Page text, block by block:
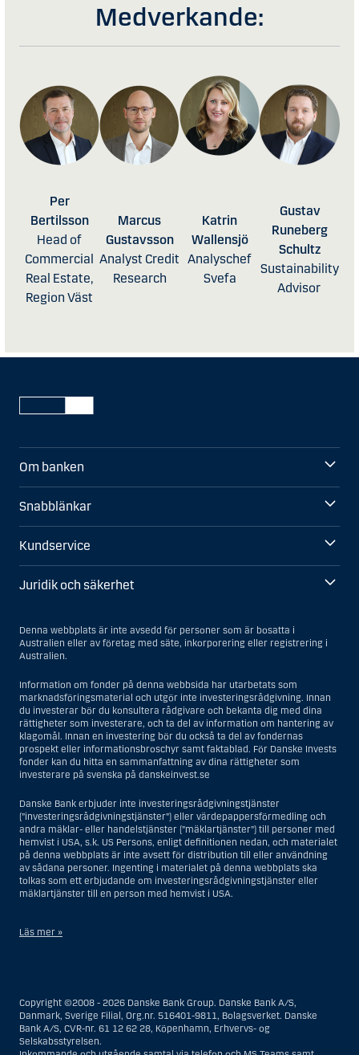
Medverkande:
Per
Bertilsson
Head of
Commercial
Real Estate,
Region Väst
Marcus
Gustavsson
Analyst Credit
Research
Katrin
Wallensjö
Analyschef
Svefa
Gustav
Runeberg
Schultz
Sustainability
Advisor
Om banken
Snabblänkar
Kundservice
Juridik och säkerhet
Denna webbplats är inte avsedd för personer som är bosatta i
Australien eller av företag med säte, inkorporering eller registrering i
Australien.
Information om fonder på denna webbsida har utarbetats som
marknadsföringsmaterial och utgör inte investeringsrådgivning. Innan
du investerar bör du konsultera rådgivare och bekanta dig med dina
rättigheter som investerare, och ta del av information om hantering av
klagomål. Innan en investering bör du också ta del av fondernas
prospekt eller informationsbroschyr samt faktablad. För Danske Invests
fonder kan du hitta en sammanfattning av dina rättigheter som
investerare på svenska på danskeinvest.se
Danske Bank erbjuder inte investeringsrådgivningstjänster
(”investeringsrådgivningstjänster”) eller värdepappersförmedling och
andra mäklar- eller handelstjänster (”mäklartjänster”) till personer med
hemvist i USA, s.k. US Persons, enligt definitionen nedan, och materialet
på denna webbplats är inte avsett för distribution till eller användning
av sådana personer. Ingenting i materialet på denna webbplats ska
tolkas som ett erbjudande om investeringsrådgivningstjänster eller
mäklartjänster till en person med hemvist i USA.
Läs mer »
agenturer som tillhör en person med hemvist i USA som bedriver
verksamhet av berättigade affärsskäl och anlitas och regleras som ett
försäkringsbolag eller bank, eller en filial till en utländsk enhet som är
belägen i USA, eller en stiftelse vars förvaltare är en US Person, om inte
Copyright ©2008 - 2026 Danske Bank Group. Danske Bank A/S,
Danmark, Sverige Filial, Org.nr. 516401-9811, Bolagsverket. Danske
Bank A/S, CVR-nr. 61 12 62 28, Köpenhamn, Erhvervs- og
Selskabsstyrelsen.